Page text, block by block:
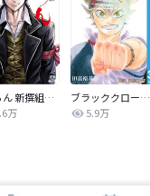
ちるらん 新撰組鎮魂歌
万
ブラッククローバー
5.9万